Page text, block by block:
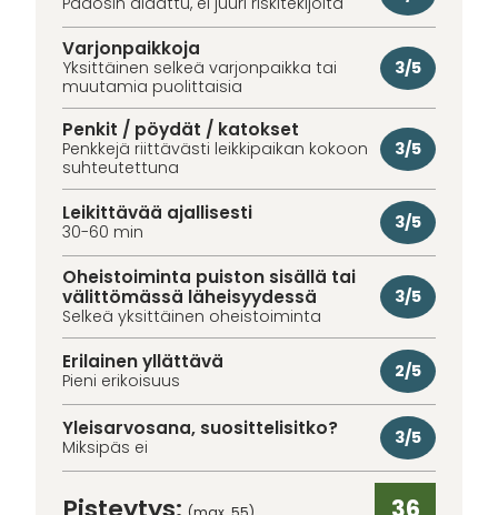
Varjonpaikkoja
Yksittäinen selkeä varjonpaikka tai
muutamia puolittaisia
3/5
Penkit / pöydät / katokset
Penkkejä riittävästi leikkipaikan kokoon
suhteutettuna
3/5
Leikittävää ajallisesti
30-60 min 3/5
Oheistoiminta puiston sisällä tai
välittömässä läheisyydessä
Selkeä yksittäinen oheistoiminta
3/5
Erilainen yllättävä
Pieni erikoisuus 2/5
Yleisarvosana, suosittelisitko?
Miksipäs ei 3/5